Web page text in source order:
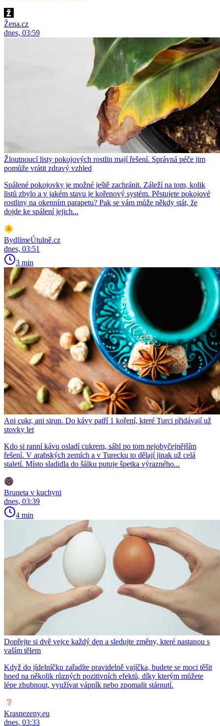
Žena.cz
dnes, 03:59
Žloutnoucí listy pokojových rostlin mají řešení. Správná péče jim
pomůže vrátit zdravý vzhled
Spálené pokojovky je možné ještě zachránit. Záleží na tom, kolik
listů zbylo a v jakém stavu je kořenový systém. Pěstujete pokojové
rostliny na okenním parapetu? Pak se vám může někdy stát, že
dojde ke spálení jejich...
BydlímeÚtulně.cz
dnes, 03:51
3 min
Ani cukr, ani sirup. Do kávy patří 1 koření, které Turci přidávají už
stovky let
Kdo si ranní kávu osladí cukrem, sáhl po tom nejobyčejnějším
řešení. V arabských zemích a v Turecku to dělají jinak už celá
staletí. Místo sladidla do šálku putuje špetka výrazného...
Bruneta v kuchyni
dnes, 03:39
4 min
Dopřejte si dvě vejce každý den a sledujte změny, které nastanou s
vaším tělem
Když do jídelníčku zařadíte pravidelně vajíčka, budete se moci těšit
hned na několik různých pozitivních efektů, díky kterým můžete
lépe zhubnout, využívat vápník nebo zpomalit stárnutí.
Krasnezeny.eu
dnes, 03:33